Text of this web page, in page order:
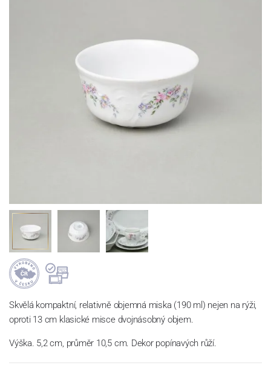
Skvělá kompaktní, relativně objemná miska (190 ml) nejen na rýži,
oproti 13 cm klasické misce dvojnásobný objem.
Výška. 5,2 cm, průměr 10,5 cm. Dekor popínavých růží.